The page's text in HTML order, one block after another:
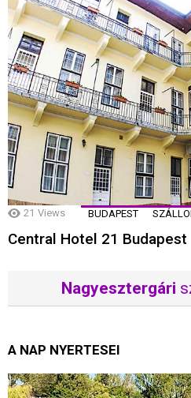
21 Views BUDAPEST
Central Hotel 21 Budapest
Nagyesztergári
A NAP NYERTESEI